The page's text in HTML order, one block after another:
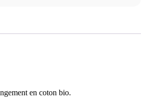
en coton bio.